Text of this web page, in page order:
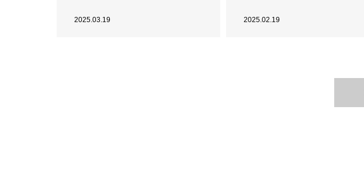
2025.03.19 2025.02.19